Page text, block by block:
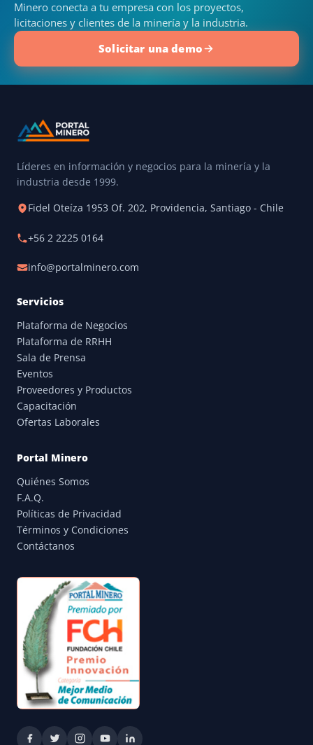
Minero conecta a tu empresa con los proyectos,
licitaciones y clientes de la minería y la industria.
Solicitar una demo
Líderes en información y negocios para la minería y la
industria desde 1999.
Fidel Oteíza 1953 Of. 202, Providencia, Santiago - Chile
+56 2 2225 0164
info@portalminero.com
Servicios
Plataforma de Negocios
Plataforma de RRHH
Sala de Prensa
Eventos
Proveedores y Productos
Capacitación
Ofertas Laborales
Portal Minero
Quiénes Somos
F.A.Q.
Políticas de Privacidad
Términos y Condiciones
Contáctanos